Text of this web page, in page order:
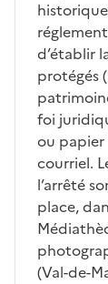
d’établir
protégés
foi
ou papier
courriel.
l’arrêté
place,
(Val-de-